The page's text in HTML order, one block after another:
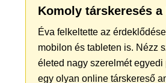
Komoly társkeresés
Éva felkeltette az
mobilon és tableten is. Nézz
életed nagy szerelmét
egy olyan online társkereső